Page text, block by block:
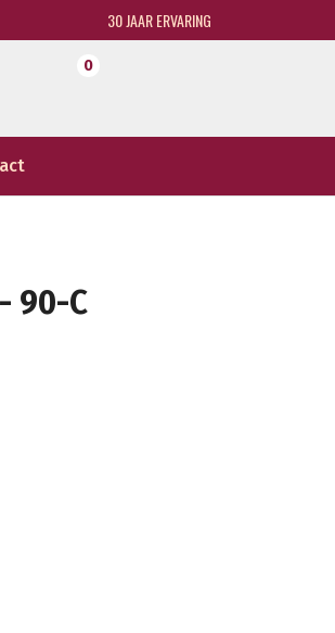
30 JAAR ERVARING
0
90-C